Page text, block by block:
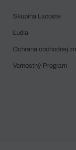
Skupina Lacoste
Ľudia
Ochrana obchodnej
Vernostný Program